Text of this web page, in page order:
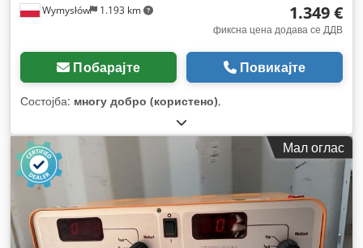
Wymysłów 1.193 km 1.349 €
фиксна цена додава се ДДВ
Побарајте Повикајте
Состојба: многу добро (користено),
Мал оглас